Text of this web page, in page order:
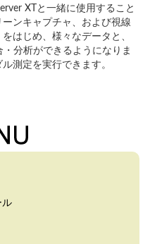
XTと一緒に使用すること
ンキャプチャ、および視線
はじめ、様々なデータと、
・分析ができるようになりま
測定を実行できます。
ル